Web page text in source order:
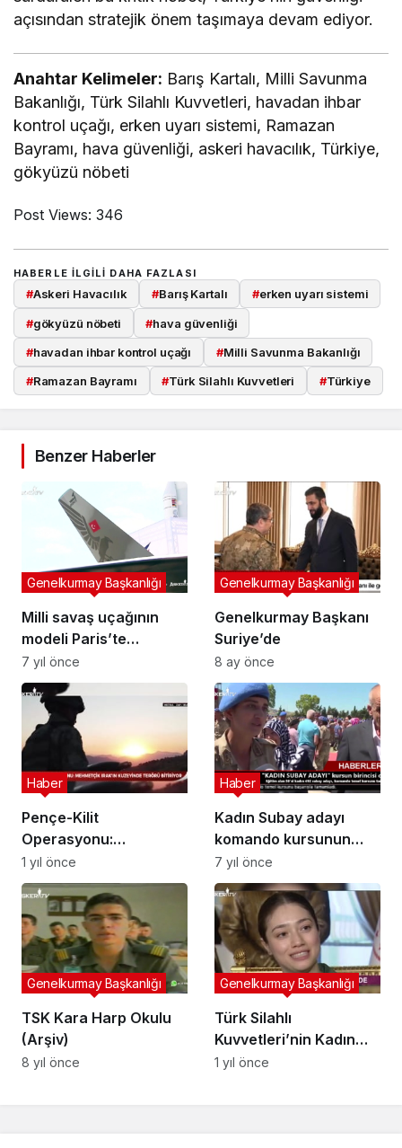
açısından stratejik önem taşımaya devam ediyor.
Anahtar Kelimeler: Barış Kartalı, Milli Savunma
Bakanlığı, Türk Silahlı Kuvvetleri, havadan ihbar
kontrol uçağı, erken uyarı sistemi, Ramazan
Bayramı, hava güvenliği, askeri havacılık, Türkiye,
gökyüzü nöbeti
Post Views: 346
HABERLE ILGILI DAHA FAZLASI
#Askeri Havacılık #Barış Kartalı #erken uyarı sistemi
#gökyüzü nöbeti #hava güvenliği
#havadan ihbar kontrol uçağı #Milli Savunma Bakanlığı
#Ramazan Bayramı #Türk Silahlı Kuvvetleri #Türkiye
Benzer Haberler
Milli savaş uçağının
modeli Paris’te
sergileniyor
Genelkurmay Başkanlığı
7 yıl önce
Genelkurmay Başkanı
Suriye’de
Genelkurmay Başkanlığı
8 ay önce
Pençe-Kilit
Operasyonu:
Mehmetçik Irak’ın
Kuzeyinde Terörü
Bitiriyor
Haber
1 yıl önce
Kadın Subay adayı
komando kursunun
birincisi oldu
Haber
7 yıl önce
TSK Kara Harp Okulu
(Arşiv)
Genelkurmay Başkanlığı
8 yıl önce
Türk Silahlı
Kuvvetleri’nin Kadın
Kahramanları: 8 Mart
Genelkurmay Başkanlığı
1 yıl önce